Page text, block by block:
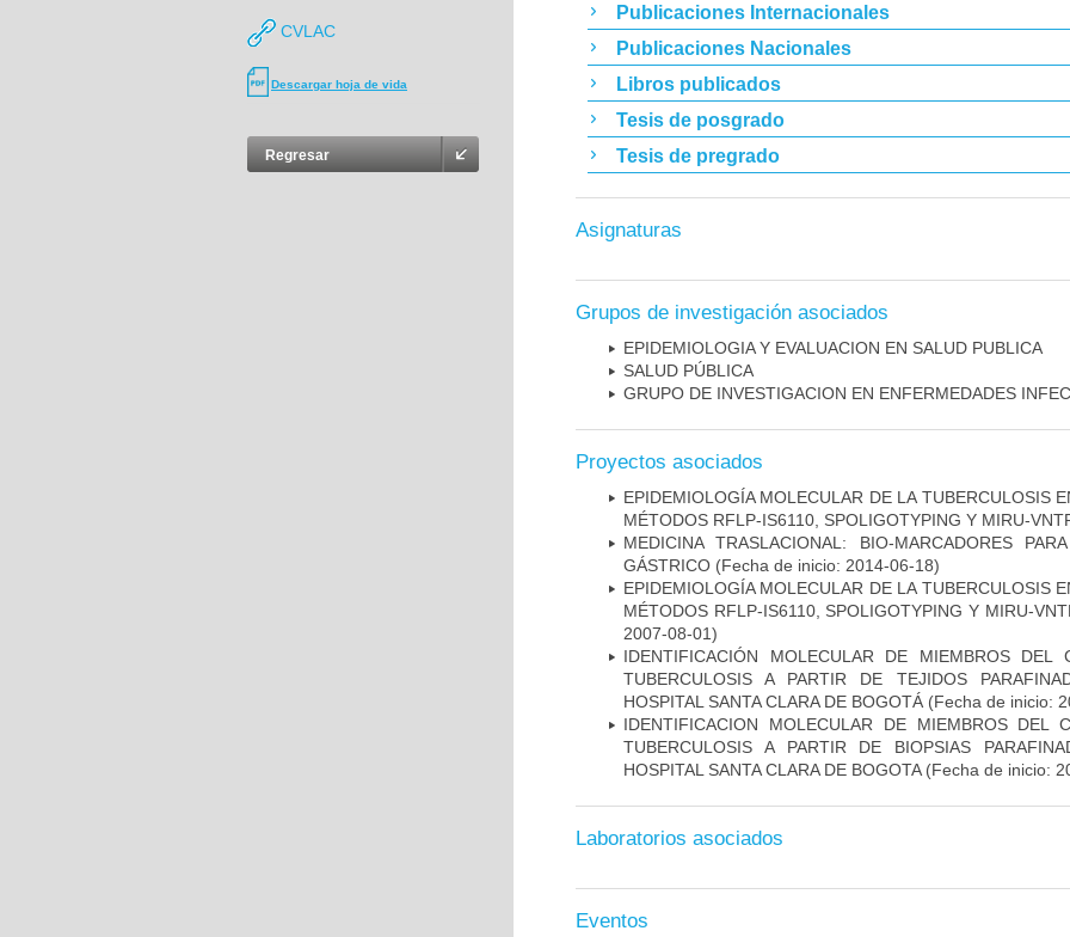
CVLAC
Descargar hoja de vida
Regresar
Publicaciones Internacionales
Publicaciones Nacionales
Libros publicados
Tesis de posgrado
Tesis de pregrado
Asignaturas
Grupos de investigación asociados
EPIDEMIOLOGIA Y EVALUACION EN SALUD PUBLICA
SALUD PÚBLICA
GRUPO DE INVESTIGACION EN ENFERMEDADES
Proyectos asociados
EPIDEMIOLOGÍA MOLECULAR DE LA TUBERCULOSIS
MÉTODOS RFLP-IS6110, SPOLIGOTYPING Y MIRU-
MEDICINA TRASLACIONAL: BIO-MARCADORES
GÁSTRICO (Fecha de inicio: 2014-06-18)
EPIDEMIOLOGÍA MOLECULAR DE LA TUBERCULOSIS
MÉTODOS RFLP-IS6110, SPOLIGOTYPING Y MIRU-
2007-08-01)
IDENTIFICACIÓN MOLECULAR DE MIEMBROS DEL
TUBERCULOSIS A PARTIR DE TEJIDOS
HOSPITAL SANTA CLARA DE BOGOTÁ (Fecha de inicio:
IDENTIFICACION MOLECULAR DE MIEMBROS DEL
TUBERCULOSIS A PARTIR DE BIOPSIAS
HOSPITAL SANTA CLARA DE BOGOTA(Fecha de inicio:
Laboratorios asociados
Eventos